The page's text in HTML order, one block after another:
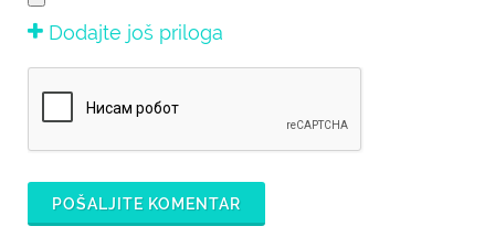
Dodajte još priloga
POŠALJITE KOMENTAR